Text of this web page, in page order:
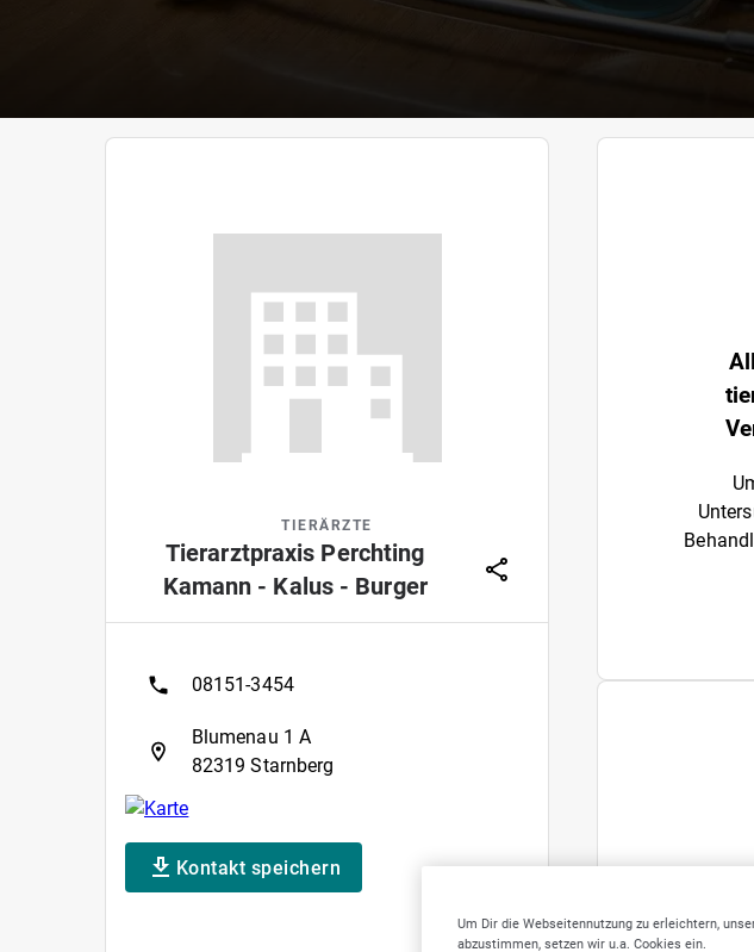
TIERÄRZTE
Tierarztpraxis Perchting
Kamann - Kalus - Burger
08151-3454
Blumenau 1 A
82319 Starnberg
Kontakt speichern
Um Dir die Webseitennutzung zu erleichtern,
abzustimmen, setzen wir u.a. Cookies ein.